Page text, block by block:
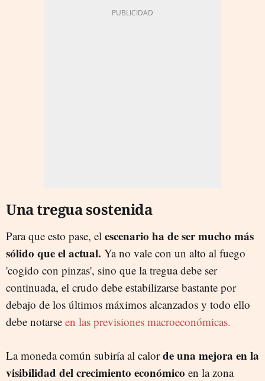
Una tregua sostenida
Para que esto pase, el escenario ha de ser mucho más
sólido que el actual. Ya no vale con un alto al fuego
'cogido con pinzas', sino que la tregua debe ser
continuada, el crudo debe estabilizarse bastante por
debajo de los últimos máximos alcanzados y todo ello
debe notarse en las previsiones macroeconómicas.
La moneda común subiría al calorde una mejora en la
visibilidad del crecimiento económico en la zona